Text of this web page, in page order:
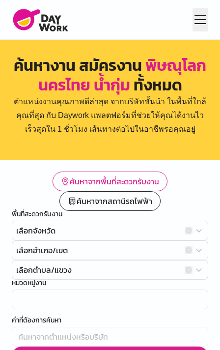
ค้นหางาน สมัครงานพิษณุโลก
นครไทย น้ำกุ่มทั้งหมด
ตำแหน่งงานคุณภาพดีล่าสุด จากบริษัทชั้นนำ ในพื้นที่ใกล้
คุณที่สุด กับ Daywork แพลตฟอร์มที่ช่วยให้คุณได้งานไว
เร็วสุดใน 1 ชั่วโมง เส้นทางต่อไปในอาชีพรอคุณอยู่
ค้นหาจากพื้นที่สะดวกรับงาน
ค้นหาจากสถานีรถไฟฟ้า
พื้นที่สะดวกรับงาน
เลือกจังหวัด
เลือกอำเภอ/เขต
เลือกตำบล/แขวง
หมวดหมู่งาน
คำที่ต้องการค้นหา